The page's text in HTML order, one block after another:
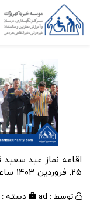
اقامه نماز عید
۲۵, فروردین ۱۴۰۳ ساعت ۰۴:۵۵
توسط : ad دسته :